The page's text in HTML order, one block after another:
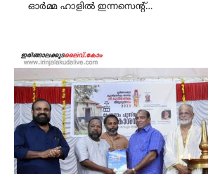
ഓർമ്മ ഹാളിൽ ഇന്നസെന്റ്…